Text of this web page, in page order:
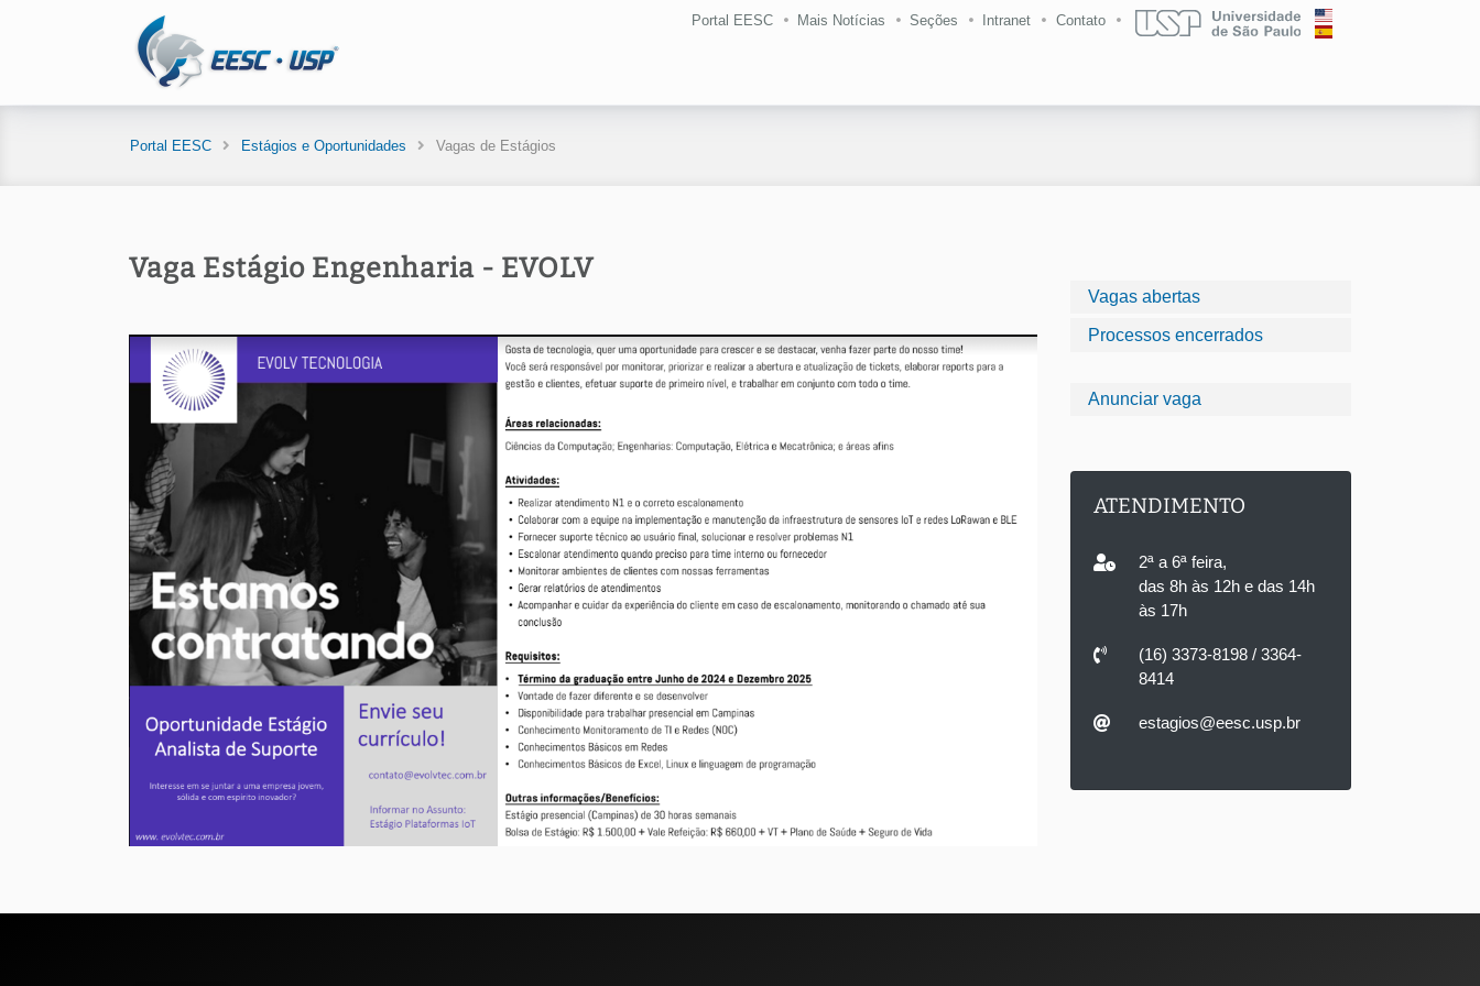
Portal EESC Mais Notícias Seções Intranet Contato
Portal EESC Estágios e Oportunidades Vagas de Estágios
Vagas abertas
Processos encerrados
Anunciar vaga
ATENDIMENTO
2ª a 6ª feira,
das 8h às 12h e das 14h
às 17h
(16) 3373-8198 / 3364-
8414
estagios@eesc.usp.br
Vaga Estágio Engenharia - EVOLV